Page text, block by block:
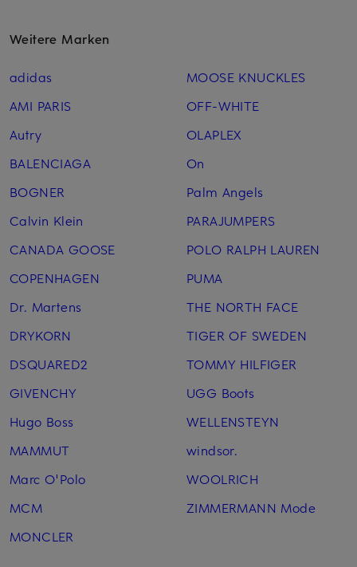
Weitere Marken
adidas
AMI PARIS
Autry
BALENCIAGA
BOGNER
Calvin Klein
CANADA GOOSE
COPENHAGEN
Dr. Martens
DRYKORN
DSQUARED2
GIVENCHY
Hugo Boss
MAMMUT
Marc O'Polo
MCM
MONCLER
MOOSE KNUCKLES
OFF-WHITE
OLAPLEX
On
Palm Angels
PARAJUMPERS
POLO RALPH LAUREN
PUMA
THE NORTH FACE
TIGER OF SWEDEN
TOMMY HILFIGER
UGG Boots
WELLENSTEYN
windsor.
WOOLRICH
ZIMMERMANN Mode